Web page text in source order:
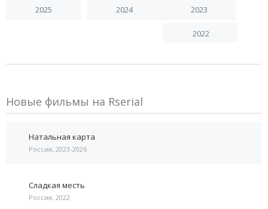
2025 2024 2023
2022
Новые фильмы на Rserial
Натальная карта
Россия, 2023-2026
Сладкая месть
Россия, 2022